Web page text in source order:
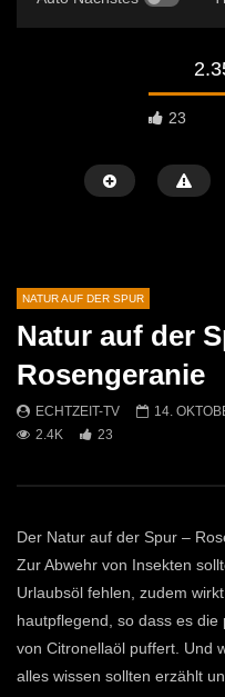
23
NATUR AUF DER SPUR
Natur auf der
Rosengeranie
ECHTZEIT-TV 14.
2.4K
23
Der Natur auf der Spur –
Zur Abwehr von Insekten
Urlaubsöl fehlen, zudem
hautpflegend, so dass es
von Citronellaöl puffert. Und
alles wissen sollten erzählt